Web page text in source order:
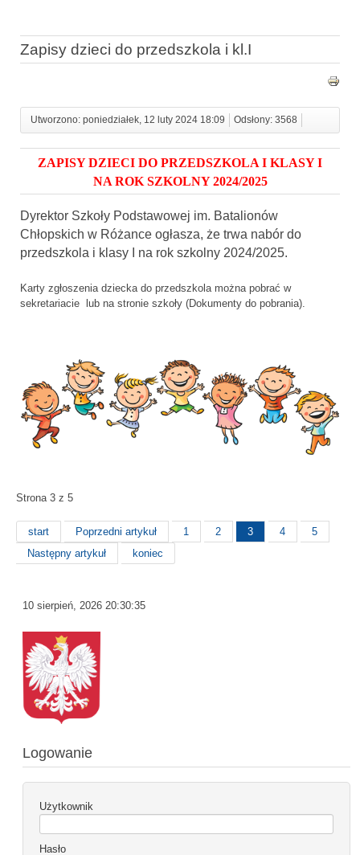
Zapisy dzieci do przedszkola i kl.I
Utworzono: poniedziałek, 12 luty 2024 18:09 Odsłony: 3568
ZAPISY DZIECI DO PRZEDSZKOLA I KLASY I
NA ROK SZKOLNY 2024/2025
Dyrektor Szkoły Podstawowej im. Batalionów
Chłopskich w Różance ogłasza, że trwa nabór do
przedszkola i klasy I na rok szkolny 2024/2025.
Karty zgłoszenia dziecka do przedszkola można pobrać w
sekretariacie lub na stronie szkoły (Dokumenty do pobrania).
Strona 3 z 5
start Poprzedni artykuł 1 2 3 4
5
Następny artykuł
koniec
10 sierpień, 202620:30:36
Logowanie
Użytkownik
Hasło